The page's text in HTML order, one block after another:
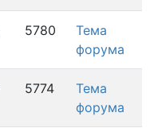
5780
Тема
форума
5774
Тема
форума